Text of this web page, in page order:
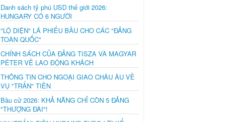
Danh sách tỷ phú USD thế giới 2026:
HUNGARY CÓ 6 NGƯỜI
"LỘ DIỆN" LÁ PHIẾU BẦU CHO CÁC "ĐẢNG
TOÀN QUỐC"
CHÍNH SÁCH CỦA ĐẢNG TISZA VÀ MAGYAR
PÉTER VỀ LAO ĐỘNG KHÁCH
THÔNG TIN CHO NGOẠI GIAO CHÂU ÂU VỀ
VỤ "TRẤN" TIỀN
Bầu cử 2026: KHẢ NĂNG CHỈ CÒN 5 ĐẢNG
"THƯỢNG ĐÀI"!